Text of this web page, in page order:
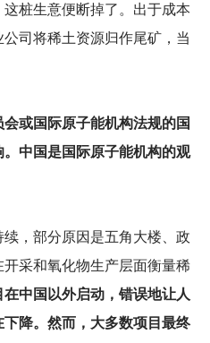
桩生意便断掉了。出于成本
司将稀土资源归作尾矿，当
或国际原子能机构法规的国
中国是国际原子能机构的观
，部分原因是五角大楼、政
采和氧化物生产层面衡量稀
中国以外启动，错误地让人
降。然而，大多数项目最终